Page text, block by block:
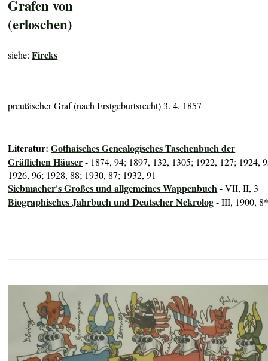
Grafen von
(erloschen)
siehe:Fircks
preußischer Graf (nach Erstgeburtsrecht) 3. 4. 1857
Literatur:Gothaisches Genealogisches Taschenbuch der
Gräflichen Häuser- 1874, 94; 1897, 132, 1305; 1922, 127; 1924,
1926, 96; 1928, 88; 1930, 87; 1932, 91
Siebmacher's Großes und allgemeines Wappenbuch- VII, II, 3
Biographisches Jahrbuch und Deutscher Nekrolog- III, 1900,